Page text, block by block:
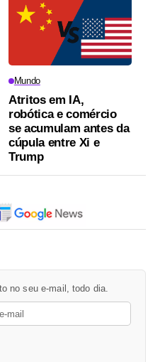
Mundo
Atritos em IA,
robótica e comércio
se acumulam antes da
cúpula entre Xi e
Trump
no seu e-mail, todo dia.